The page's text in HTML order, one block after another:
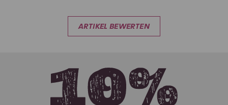
ARTIKEL BEWERTEN